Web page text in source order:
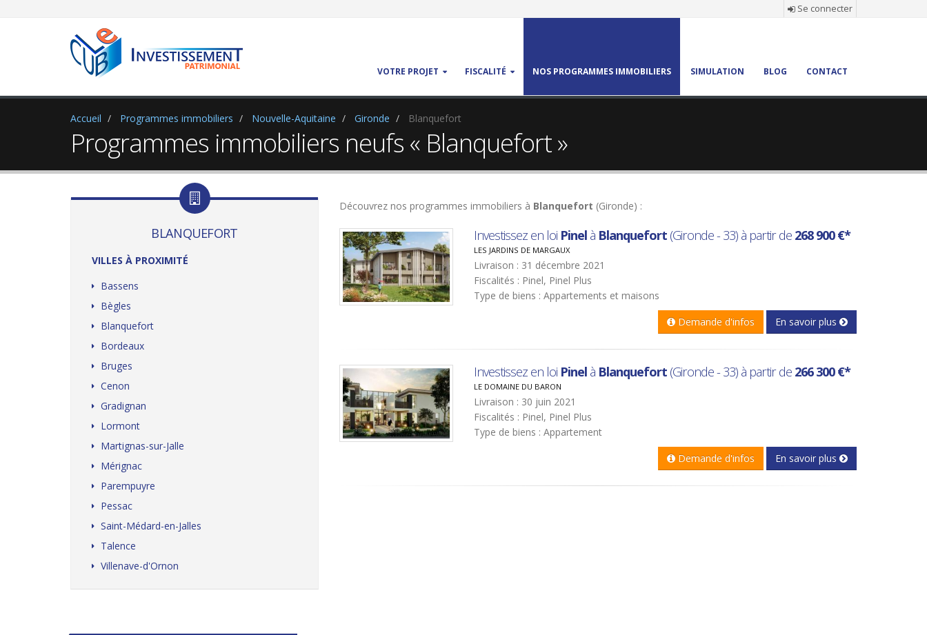
Se connecter
VOTRE PROJET FISCALITÉ NOS PROGRAMMES IMMOBILIERS SIMULATION BLOG CONTACT
Accueil Programmes immobiliers Nouvelle-Aquitaine Gironde Blanquefort
Programmes immobiliers neufs « Blanquefort »
Découvrez nos programmes immobiliers à Blanquefort (Gironde) :
Investissez en loi Pinel à Blanquefort (Gironde - 33) à partir de 268 900 €*
LES JARDINS DE MARGAUX
Livraison : 31 décembre 2021
Fiscalités : Pinel, Pinel Plus
Type de biens : Appartements et maisons
Demande d'infos
En savoir plus
Investissez en loi Pinel à Blanquefort (Gironde - 33) à partir de 266 300 €*
LE DOMAINE DU BARON
Livraison : 30 juin 2021
Fiscalités : Pinel, Pinel Plus
Type de biens : Appartement
Demande d'infos
En savoir plus
BLANQUEFORT
VILLES À PROXIMITÉ
Bassens
Bègles
Blanquefort
Bordeaux
Bruges
Cenon
Gradignan
Lormont
Martignas-sur-Jalle
Mérignac
Parempuyre
Pessac
Saint-Médard-en-Jalles
Talence
Villenave-d'Ornon